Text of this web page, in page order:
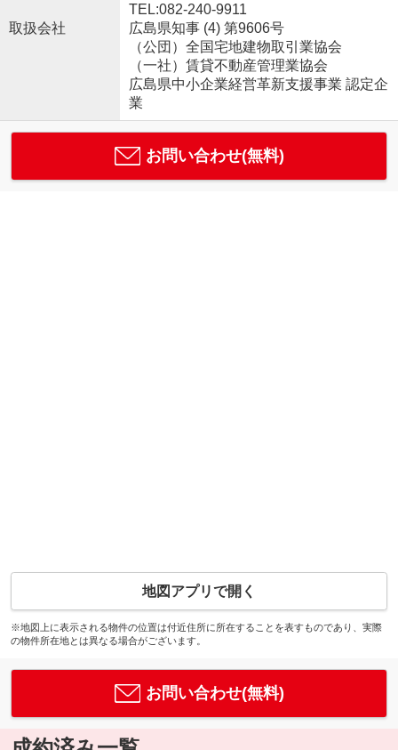
取扱会社
TEL:082-240-9911
広島県知事 (4) 第9606号
（公団）全国宅地建物取引業協会
（一社）賃貸不動産管理業協会
広島県中小企業経営革新支援事業 認定企
業
お問い合わせ(無料)
地図アプリで開く
※地図上に表示される物件の位置は付近住所に所在することを表すものであり、実際
の物件所在地とは異なる場合がございます。
お問い合わせ(無料)